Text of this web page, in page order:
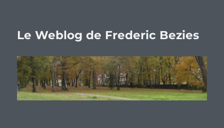
Le Weblog de Frederic Bezies